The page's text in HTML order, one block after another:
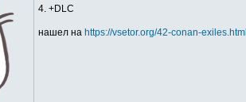
4. +DLC
нашел на https://vsetor.org/42-conan-exiles.html